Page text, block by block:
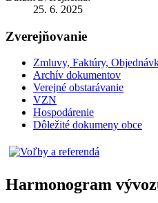
25. 6. 2025
Zverejňovanie
Zmluvy, Faktúry,
Archív dokumentov
Verejné obstarávanie
VZN
Hospodárenie
Dôležité dokumeny obce
Harmonogram